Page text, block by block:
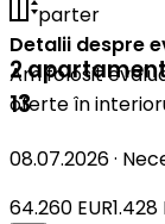
parter
Detalii despre
Am folosit
oferte în
2
13
08.07.2026·
64.260 EUR1.428